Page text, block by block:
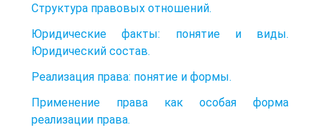
Структура правовых отношений.
Юридические факты: понятие и виды.
Юридический состав.
Реализация права: понятие и формы.
Применение права как особая форма
реализации права.